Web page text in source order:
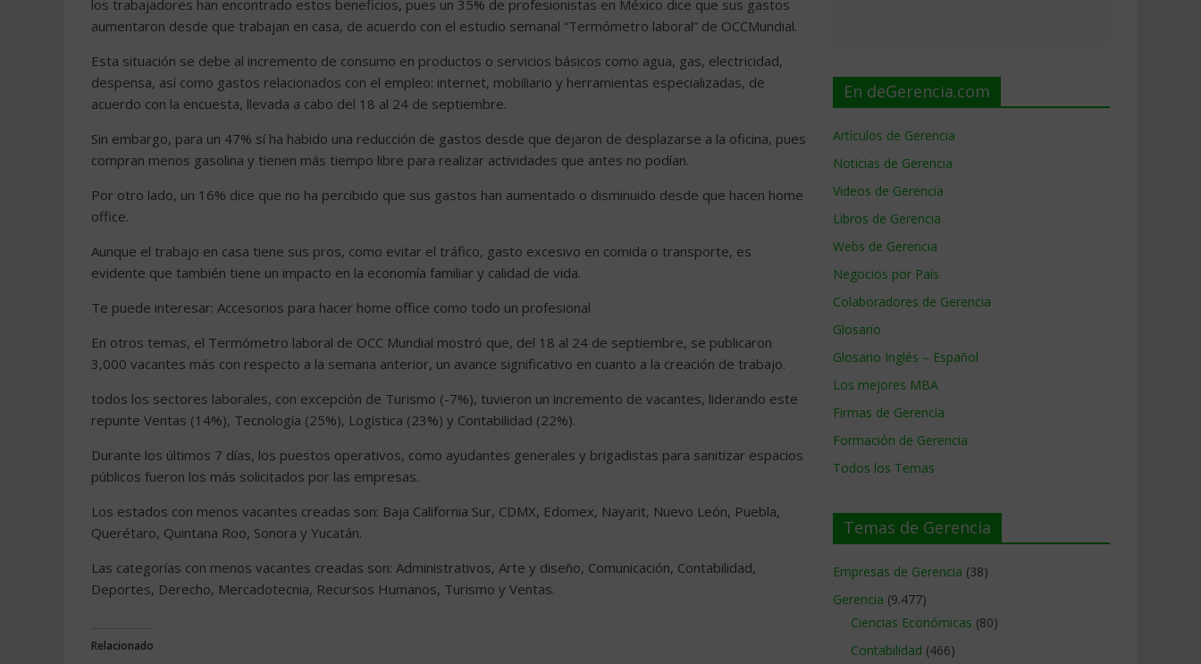
los trabajadores han encontrado estos beneficios, pues un 35% de profesionistas en México dice que sus gastos
aumentaron desde que trabajan en casa, de acuerdo con el estudio semanal “Termómetro laboral” de OCCMundial.
Esta situación se debe al incremento de consumo en productos o servicios básicos como agua, gas, electricidad,
despensa, así como gastos relacionados con el empleo: internet, mobiliario y herramientas especializadas, de
acuerdo con la encuesta, llevada a cabo del 18 al 24 de septiembre.
Sin embargo, para un 47% sí ha habido una reducción de gastos desde que dejaron de desplazarse a la oficina, pues
compran menos gasolina y tienen más tiempo libre para realizar actividades que antes no podían.
Por otro lado, un 16% dice que no ha percibido que sus gastos han aumentado o disminuido desde que hacen home
office.
Aunque el trabajo en casa tiene sus pros, como evitar el tráfico, gasto excesivo en comida o transporte, es
evidente que también tiene un impacto en la economía familiar y calidad de vida.
Te puede interesar: Accesorios para hacer home office como todo un profesional
En otros temas, el Termómetro laboral de OCC Mundial mostró que, del 18 al 24 de septiembre, se publicaron
3,000 vacantes más con respecto a la semana anterior, un avance significativo en cuanto a la creación de trabajo.
todos los sectores laborales, con excepción de Turismo (-7%), tuvieron un incremento de vacantes, liderando este
repunte Ventas (14%), Tecnología (25%), Logística (23%) y Contabilidad (22%).
Durante los últimos 7 días, los puestos operativos, como ayudantes generales y brigadistas para sanitizar espacios
públicos fueron los más solicitados por las empresas.
Los estados con menos vacantes creadas son: Baja California Sur, CDMX, Edomex, Nayarit, Nuevo León, Puebla,
Querétaro, Quintana Roo, Sonora y Yucatán.
Las categorías con menos vacantes creadas son: Administrativos, Arte y diseño, Comunicación, Contabilidad,
Deportes, Derecho, Mercadotecnia, Recursos Humanos, Turismo y Ventas.
Relacionado
En deGerencia.com
Artículos de Gerencia
Noticias de Gerencia
Videos de Gerencia
Libros de Gerencia
Webs de Gerencia
Negocios por País
Colaboradores de Gerencia
Glosario
Glosario Inglés – Español
Los mejores MBA
Firmas de Gerencia
Formación de Gerencia
Todos los Temas
Temas de Gerencia
Empresas de Gerencia (38)
Gerencia (9.477)
Ciencias Económicas (80)
Contabilidad (466)